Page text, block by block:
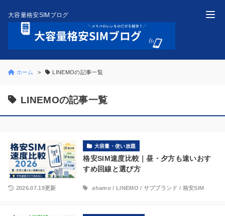
大容量格安SIMブログ
ホーム LINEMOの記事一覧
LINEMOの記事一覧
大容量・使い放題
格安SIM速度比較｜昼・夕方も速いおす
すめ回線と選び方
2026.07.19更新 ahamo / LINEMO / サブブランド / 格安SIM